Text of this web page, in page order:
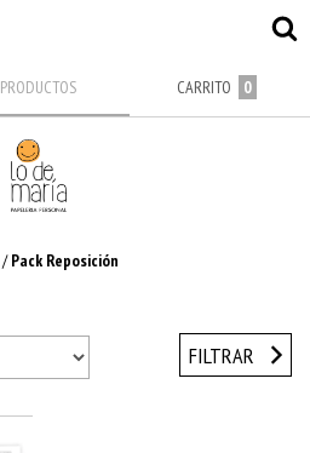
PRODUCTOS CARRITO 0
/ Pack Reposición
FILTRAR